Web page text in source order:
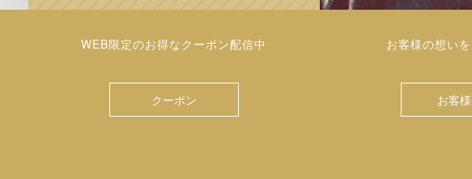
WEB限定のお得なクーポン配信中
クーポン
お客様の想い
お客